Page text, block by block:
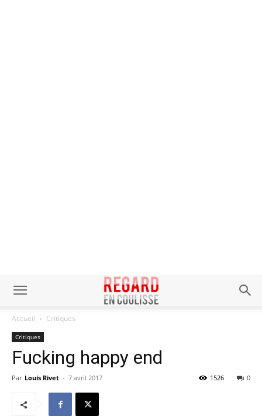
Accueil Critiques
Critiques
Fucking happy end
Par Louis Rivet - 7 avril 2017 0
1526